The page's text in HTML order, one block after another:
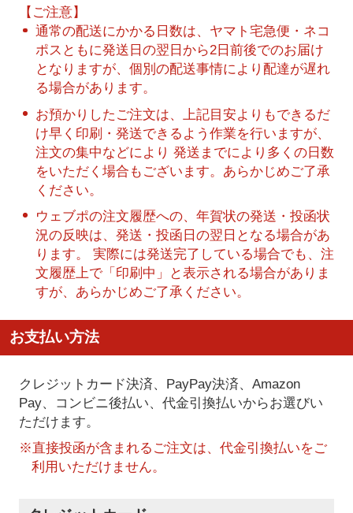
【ご注意】
通常の配送にかかる日数は、ヤマト宅急便・ネコ
ポスともに発送日の翌日から2日前後でのお届け
となりますが、個別の配送事情により配達が遅れ
る場合があります。
お預かりしたご注文は、上記目安よりもできるだ
け早く印刷・発送できるよう作業を行いますが、
注文の集中などにより 発送までにより多くの日数
をいただく場合もございます。あらかじめご了承
ください。
ウェブポの注文履歴への、年賀状の発送・投函状
況の反映は、発送・投函日の翌日となる場合があ
ります。 実際には発送完了している場合でも、注
文履歴上で「印刷中」と表示される場合がありま
すが、あらかじめご了承ください。
お支払い方法
クレジットカード決済、PayPay決済、Amazon
Pay、コンビニ後払い、代金引換払いからお選びい
ただけます。
※直接投函が含まれるご注文は、代金引換払いをご
利用いただけません。